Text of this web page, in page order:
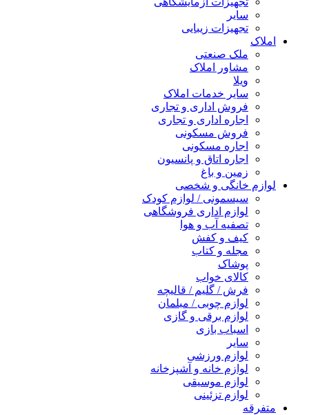
سایر
تجهیزات زیبایی
املاک
ملک صنعتی
مشاور املاک
ویلا
سایر خدمات املاک
فروش اداری و تجاری
اجاره اداری و تجاری
فروش مسکونی
اجاره مسکونی
اجاره اتاق و پانسیون
زمین و باغ
لوازم خانگی و شخصی
سیسمونی / لوازم کودک
لوازم اداری فروشگاهی
تصفیه آب و هوا
کیف و کفش
مجله و کتاب
پوشاک
کالای خواب
فرش / گلیم / قالیچه
لوازم چوبی / مبلمان
لوازم برقی و گازی
اسباب بازی
سایر
لوازم ورزشی
لوازم خانه و آشپزخانه
لوازم موسیقی
لوازم تزئینی
متفرقه